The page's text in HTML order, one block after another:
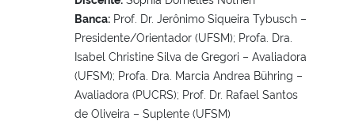
Banca: Prof. Dr. Jerônimo Siqueira Tybusch –
Presidente/Orientador (UFSM); Profa. Dra.
Isabel Christine Silva de Gregori – Avaliadora
(UFSM); Profa. Dra. Marcia Andrea Bühring –
Avaliadora (PUCRS); Prof. Dr. Rafael Santos
de Oliveira – Suplente (UFSM)